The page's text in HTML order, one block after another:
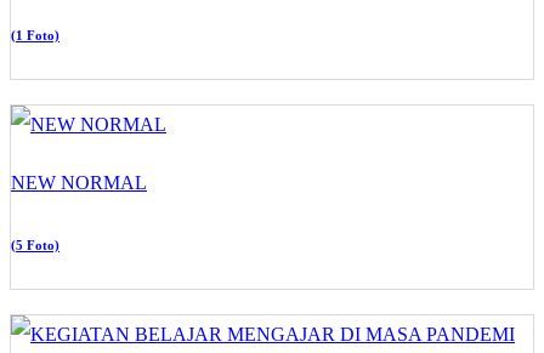
(1 Foto)
NEW NORMAL
(5 Foto)